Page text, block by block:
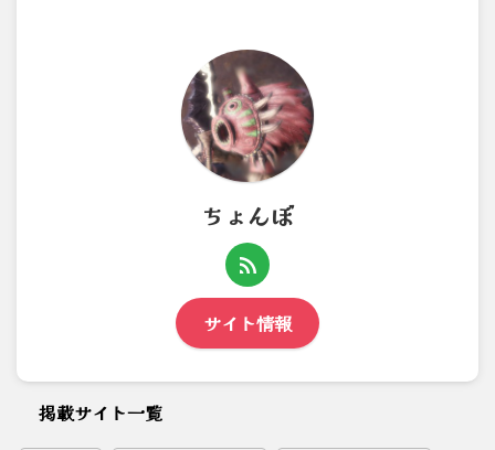
ちょんぼ
サイト情報
掲載サイト一覧